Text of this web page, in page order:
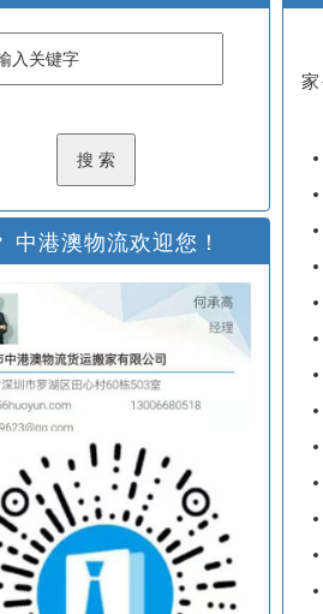
中港澳物流欢迎您！